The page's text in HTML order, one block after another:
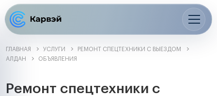
ГЛАВНАЯ УСЛУГИ
РЕМОНТ СПЕЦТЕХНИКИ С ВЫЕЗДОМ
АЛДАН
ОБЪЯВЛЕНИЯ
Ремонт спецтехники с